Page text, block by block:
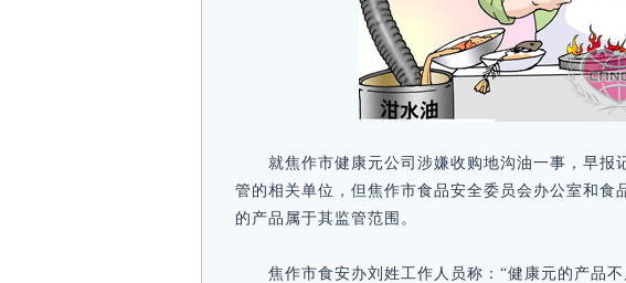
就焦作市健康元公司涉嫌收购地沟油一事，早报
管的相关单位，但焦作市食品安全委员会办公室和食
的产品属于其监管范围。
焦作市食安办刘姓工作人员称：“健康元的产品